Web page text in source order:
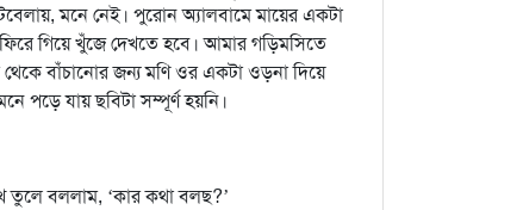
মনে নেই। পুরোন অ্যালবামে মায়ের একটা
গিয়ে খুঁজে দেখতে হবে। আমার গড়িমসিতে
বাঁচানোর জন্য মণি ওর একটা ওড়না দিয়ে
পড়ে যায় ছবিটা সম্পূর্ণ হয়নি।
তুলে বললাম, ‘কার কথা বলছ?’